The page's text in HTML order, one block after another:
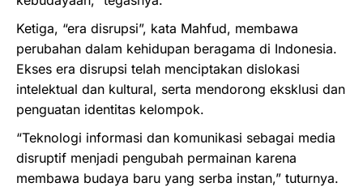
Ketiga, “era disrupsi”, kata Mahfud, membawa
perubahan dalam kehidupan beragama di Indonesia.
Ekses era disrupsi telah menciptakan dislokasi
intelektual dan kultural, serta mendorong eksklusi dan
penguatan identitas kelompok.
“Teknologi informasi dan komunikasi sebagai media
disruptif menjadi pengubah permainan karena
membawa budaya baru yang serba instan,” tuturnya.